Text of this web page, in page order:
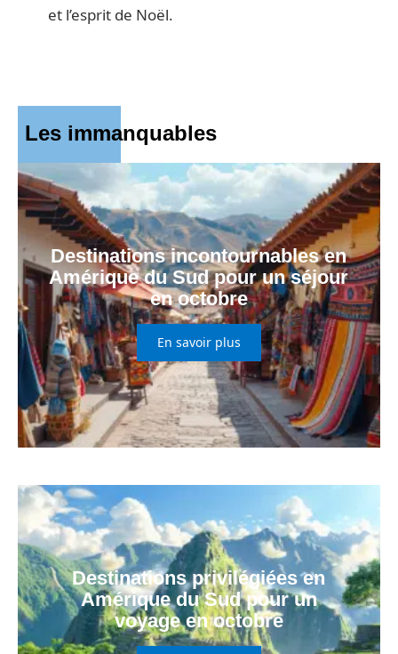
et l’esprit de Noël.
Les immanquables
Destinations incontournables en
Amérique du Sud pour un séjour
en octobre
En savoir plus
Destinations privilégiées en
Amérique du Sud pour un
voyage en octobre